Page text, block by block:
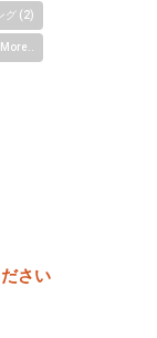
グ (2)
More..
さい